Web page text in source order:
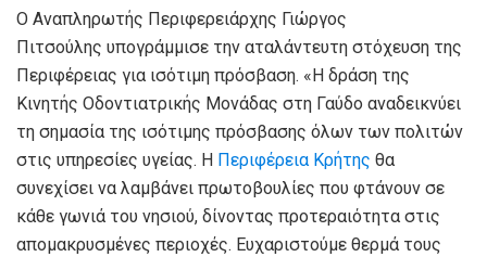
Ο Αναπληρωτής Περιφερειάρχης Γιώργος
Πιτσούλης υπογράμμισε την αταλάντευτη στόχευση της
Περιφέρειας για ισότιμη πρόσβαση. «Η δράση της
Κινητής Οδοντιατρικής Μονάδας στη Γαύδο αναδεικνύει
τη σημασία της ισότιμης πρόσβασης όλων των πολιτών
στις υπηρεσίες υγείας. Η Περιφέρεια Κρήτης θα
συνεχίσει να λαμβάνει πρωτοβουλίες που φτάνουν σε
κάθε γωνιά του νησιού, δίνοντας προτεραιότητα στις
απομακρυσμένες περιοχές. Ευχαριστούμε θερμά τους